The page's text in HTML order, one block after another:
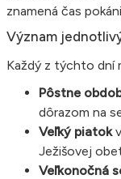
znamená čas
Význam
Každý z týchto dní
Pôstne
dôrazom na
Veľký piatok
Ježišovej
Veľkonočná